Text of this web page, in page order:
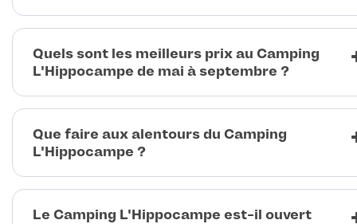
Quels sont les meilleurs prix au Camping
L'Hippocampe de mai à septembre ?
Que faire aux alentours du Camping
L'Hippocampe ?
Le Camping L'Hippocampe est-il ouvert